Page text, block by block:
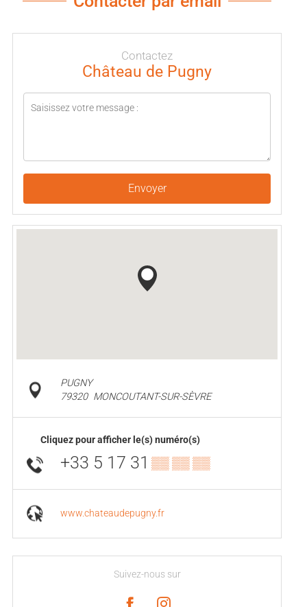
Contactez
Château de Pugny
Envoyer
PUGNY
79320 MONCOUTANT-SUR-SÈVRE
Cliquez pour afficher le(s) numéro(s)
+33 5 17 31 ▒▒ ▒▒ ▒▒
www.chateaudepugny.fr
Suivez-nous sur